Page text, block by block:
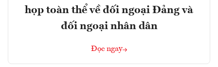
họp toàn thể về đối ngoại Đảng và
đối ngoại nhân dân
Đọc ngay